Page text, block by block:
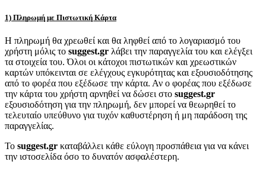
1) Πληρωμή με Πιστωτική Κάρτα
Η πληρωμή θα χρεωθεί και θα ληφθεί από το λογαριασμό του
χρήστη μόλις το suggest.gr λάβει την παραγγελία του και ελέγξει
τα στοιχεία του. Όλοι οι κάτοχοι πιστωτικών και χρεωστικών
καρτών υπόκεινται σε ελέγχους εγκυρότητας και εξουσιοδότησης
από το φορέα που εξέδωσε την κάρτα. Αν ο φορέας που εξέδωσε
την κάρτα του χρήστη αρνηθεί να δώσει στο suggest.gr
εξουσιοδότηση για την πληρωμή, δεν μπορεί να θεωρηθεί το
τελευταίο υπεύθυνο για τυχόν καθυστέρηση ή μη παράδοση της
παραγγελίας.
Το suggest.gr καταβάλλει κάθε εύλογη προσπάθεια για να κάνει
την ιστοσελίδα όσο το δυνατόν ασφαλέστερη.